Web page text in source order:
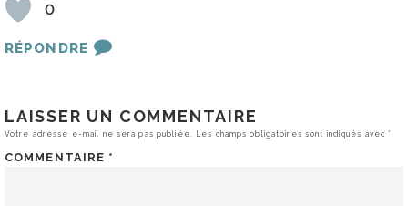
0
RÉPONDRE
LAISSER UN COMMENTAIRE
Votre adresse e-mail ne sera pas publiée. Les champs obligatoires sont indiqués avec*
COMMENTAIRE *